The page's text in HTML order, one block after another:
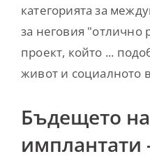
категорията за
за неговия "отлично
проект, който ...
живот и социалното
Бъдещето
имплантати